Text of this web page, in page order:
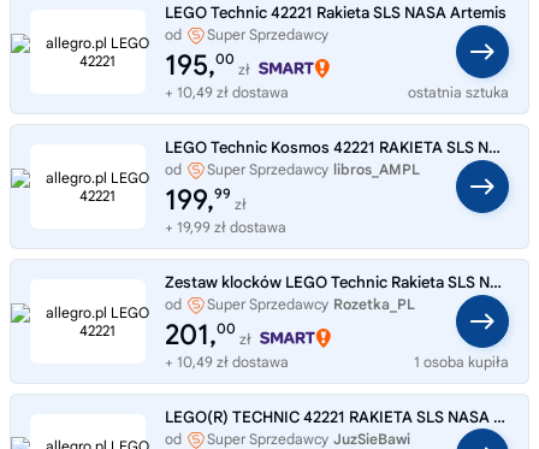
LEGO Technic 42221 Rakieta SLS NASA Artemis
od
Super Sprzedawcy
ZabawkiOswiecim
195,00
zł
+ 10,49 zł dostawa
ostatnia sztuka
LEGO Technic Kosmos 42221 RAKIETA SLS NASA ARTEMIS SPACE LEGO na prezent
od Super Sprzedawcy libros_AMPL
199,99
zł
+ 19,99 zł dostawa
Zestaw klocków LEGO Technic Rakieta SLS NASA Artemis (42221)
od Super Sprzedawcy Rozetka_PL
201,00
zł
+ 10,49 zł dostawa
1 osoba kupiła
LEGO(R) TECHNIC 42221 RAKIETA SLS NASA ARTEMIS
od Super Sprzedawcy JuzSieBawi